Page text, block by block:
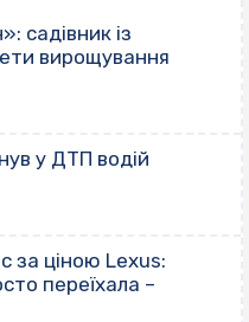
садівник із
вирощування
у ДТП водій
за ціною Lexus:
переїхала –